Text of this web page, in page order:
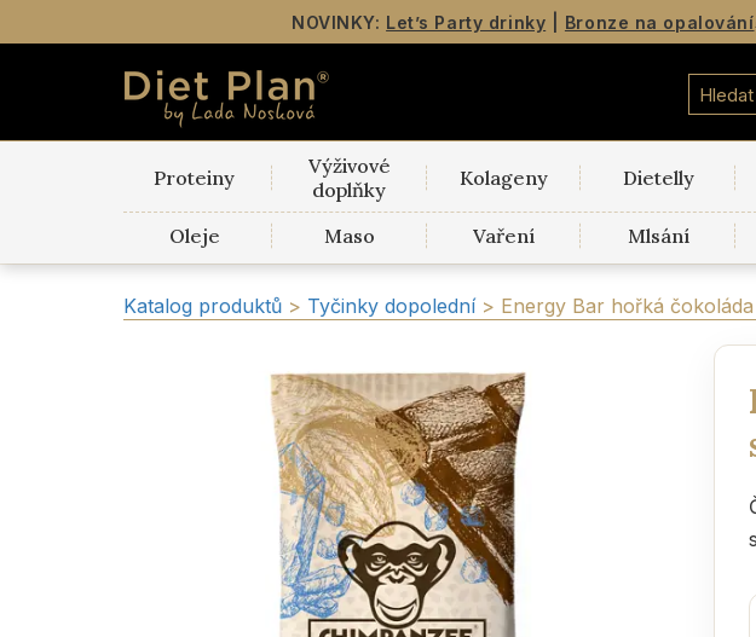
NOVINKY: Let’s Party drinky Bronze na opalování
Proteiny
Výživové
doplňky
Kolageny Dietelly
Oleje
Maso Vaření Mlsání
Katalog produktů > Tyčinky dopolední > Energy Bar hořká